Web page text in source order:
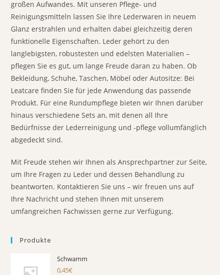
großen Aufwandes. Mit unseren Pflege- und
Reinigungsmitteln lassen Sie Ihre Lederwaren in neuem
Glanz erstrahlen und erhalten dabei gleichzeitig deren
funktionelle Eigenschaften. Leder gehört zu den
langlebigsten, robustesten und edelsten Materialien –
pflegen Sie es gut, um lange Freude daran zu haben. Ob
Bekleidung, Schuhe, Taschen, Möbel oder Autositze: Bei
Leatcare finden Sie für jede Anwendung das passende
Produkt. Für eine Rundumpflege bieten wir Ihnen darüber
hinaus verschiedene Sets an, mit denen all Ihre
Bedürfnisse der Lederreinigung und -pflege vollumfänglich
abgedeckt sind.
Mit Freude stehen wir Ihnen als Ansprechpartner zur Seite,
um Ihre Fragen zu Leder und dessen Behandlung zu
beantworten. Kontaktieren Sie uns – wir freuen uns auf
Ihre Nachricht und stehen Ihnen mit unserem
umfangreichen Fachwissen gerne zur Verfügung.
Produkte
Schwamm
0,45€